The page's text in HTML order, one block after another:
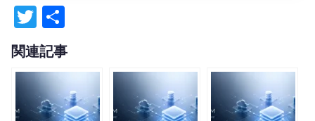
T
w
it
te
r
有
関連記事